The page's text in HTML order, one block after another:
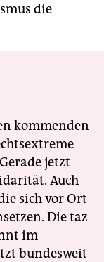
die
kommenden
jetzt
Auch
sich vor Ort
Die taz
im
bundesweit